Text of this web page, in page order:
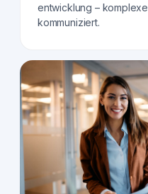
entwicklung –
kommuniziert.